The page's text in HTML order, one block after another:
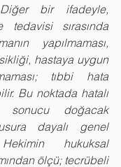
Diğer bir ifadeyle,
tedavisi sırasında
yapılmaması,
hastaya uygun
tıbbi hata
Bu noktada hatalı
sonucu doğacak
dayalı genel
Hekimin hukuksal
ölçü; tecrübeli